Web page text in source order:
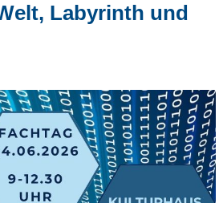
Labyrinth und